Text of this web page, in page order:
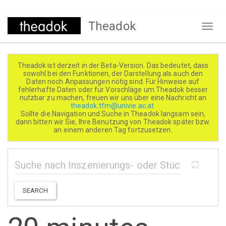
Direkt
Theadok
Theadok ist derzeit in der Beta-Version. Das bedeutet, dass
sowohl bei den Funktionen, der Darstellung als auch den
Daten noch Anpassungen nötig sind. Für Hinweise auf
fehlerhafte Daten oder für Vorschläge um Theadok besser
nutzbar zu machen, freuen wir uns über eine Nachricht an
theadok.tfm@univie.ac.at
Sollte die Navigation und Suche in Theadok langsam sein,
dann bitten wir Sie, Ihre Benutzung von Theadok später bzw.
an einem anderen Tag fortzusetzen.
SEARCH